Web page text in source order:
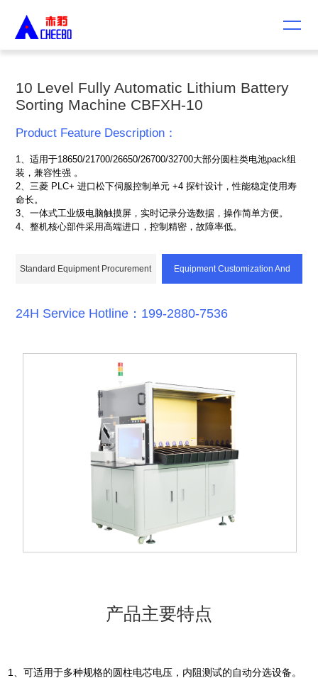
10 Level Fully Automatic Lithium Battery
Sorting Machine CBFXH-10
Product Feature Description：
1、适用于18650/21700/26650/26700/32700大部分圆柱类电池pack组
装，兼容性强 。
2、三菱 PLC+ 进口松下伺服控制单元 +4 探针设计，性能稳定使用寿
命长。
3、一体式工业级电脑触摸屏，实时记录分选数据，操作简单方便。
4、整机核心部件采用高端进口，控制精密，故障率低。
Standard Equipment Procurement Equipment Customization And
24H Service Hotline：199-2880-7536
产品主要特点
1、可适用于多种规格的圆柱电芯电压，内阻测试的自动分选设备。